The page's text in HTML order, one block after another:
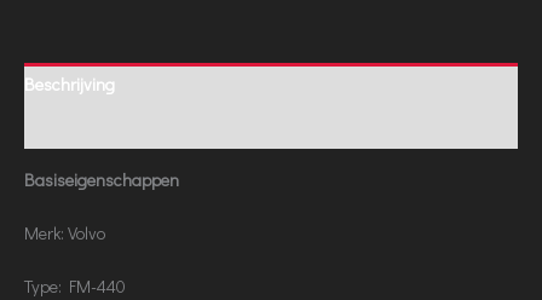
Beschrijving
Basiseigenschappen
Merk: Volvo
Type: FM-440